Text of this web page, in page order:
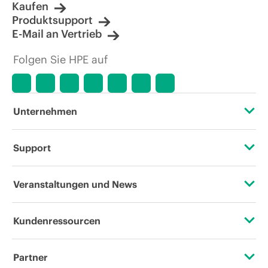
Kaufen
Produktsupport
E-Mail an Vertrieb
Folgen Sie HPE auf
Unternehmen
Über HPE
Unternehmensverantwortung
HPE Labs
Support
Operational Support Services
Software und Treiber
Veranstaltungen und News
Veranstaltungen
Kundenressourcen
Kontaktieren Sie uns
Partner